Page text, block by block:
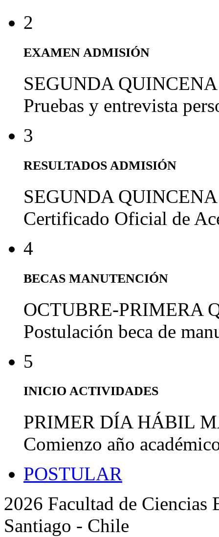
2
EXAMEN ADMISIÓN
SEGUNDA
Pruebas y entrevista
3
RESULTADOS ADMISIÓN
SEGUNDA
Certificado Oficial de
4
BECAS MANUTENCIÓN
OCTUBRE-PRIMERA
Postulación beca de
5
INICIO ACTIVIDADES
PRIMER DÍA HÁBIL
Comienzo año
POSTULAR
2026 Facultad de
Santiago - Chile